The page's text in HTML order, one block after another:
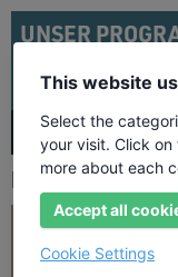
UNSER
AUG26
PROGRAMM
This website
Select the
your visit. Click
more about each
Accept all
Cookie Settings